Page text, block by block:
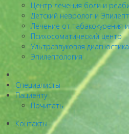
Центр лечения боли и
Детский невролог и
Лечение от табакокурения
Психосоматический центр
Ультразвуковая
Эпилептология
Специалисты
Пациенту
Почитать
Контакты